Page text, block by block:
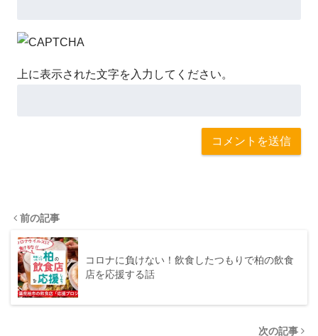
上に表示された文字を入力してください。
前の記事
コロナに負けない！飲食したつもりで柏の飲食
店を応援する話
次の記事